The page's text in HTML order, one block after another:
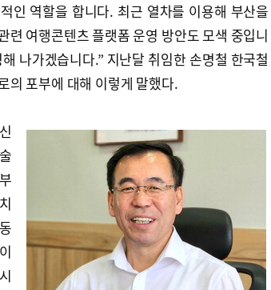
인 역할을 합니다. 최근 열차를 이용해 부산을
련 여행콘텐츠 플랫폼 운영 방안도 모색 중입니
나가겠습니다.” 지난달 취임한 손명철 한국철
의 포부에 대해 이렇게 말했다.